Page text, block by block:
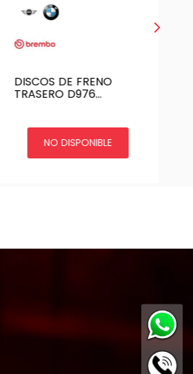
DISCOS DE FRENO
TRASERO D976
951-BMO
NO DISPONIBLE